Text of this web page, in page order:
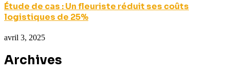
Étude de cas : Un fleuriste réduit ses coûts
logistiques de 25%
avril 3, 2025
Archives